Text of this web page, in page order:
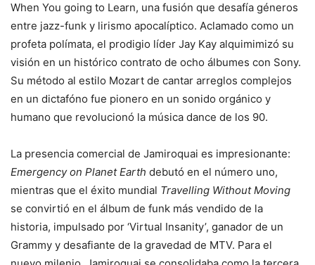
When You going to Learn, una fusión que desafía géneros
entre jazz-funk y lirismo apocalíptico. Aclamado como un
profeta polímata, el prodigio líder Jay Kay alquimimizó su
visión en un histórico contrato de ocho álbumes con Sony.
Su método al estilo Mozart de cantar arreglos complejos
en un dictafóno fue pionero en un sonido orgánico y
humano que revolucionó la música dance de los 90.
La presencia comercial de Jamiroquai es impresionante:
Emergency on Planet Earth debutó en el número uno,
mientras que el éxito mundial Travelling Without Moving
se convirtió en el álbum de funk más vendido de la
historia, impulsado por ‘Virtual Insanity’, ganador de un
Grammy y desafiante de la gravedad de MTV. Para el